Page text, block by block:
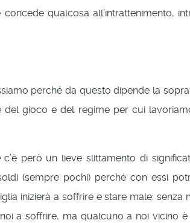
qualcosa all'intrattenimento,
perché da questo dipende la
gioco e del regime per cui
c’è però un lieve slittamento di
(sempre pochi) perché con essi
inizierà a soffrire e stare male: senza
a soffrire, ma qualcuno a noi vicino